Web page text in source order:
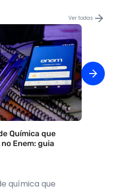
Ver todas
Química que
Enem: guia
química que